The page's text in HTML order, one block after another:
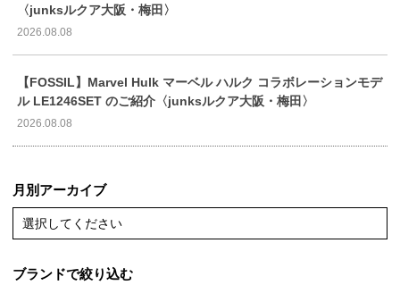
〈junksルクア大阪・梅田〉
2026.08.08
【FOSSIL】Marvel Hulk マーベル ハルク コラボレーションモデ
ル LE1246SET のご紹介〈junksルクア大阪・梅田〉
2026.08.08
月別アーカイブ
選択してください
ブランドで絞り込む